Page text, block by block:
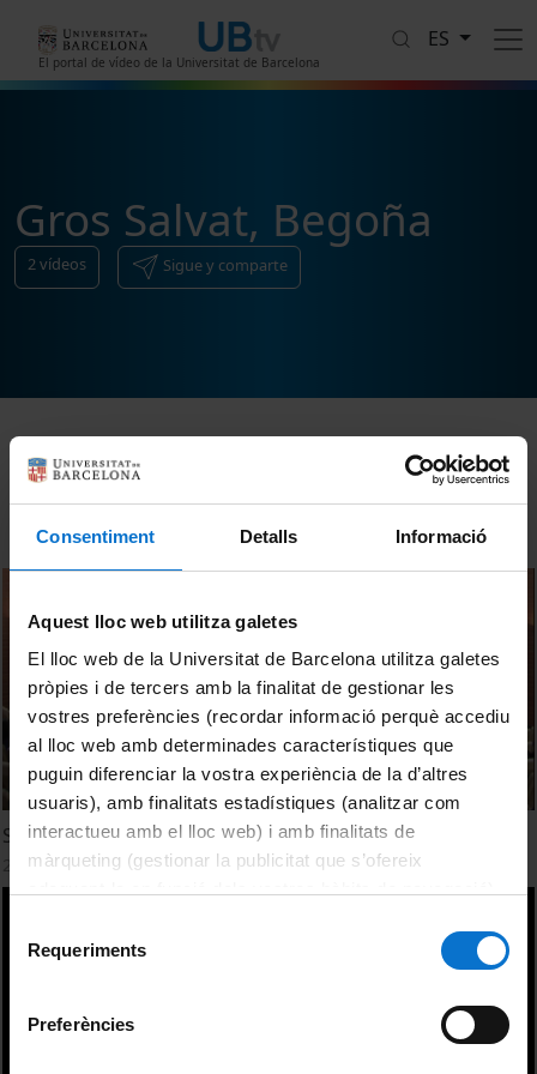
Consentiment Detalls Informació
Aquest lloc web utilitza galetes
El lloc web de la Universitat de Barcelona utilitza galetes
pròpies i de tercers amb la finalitat de gestionar les
vostres preferències (recordar informació perquè accediu
al lloc web amb determinades característiques que
puguin diferenciar la vostra experiència de la d’altres
usuaris), amb finalitats estadístiques (analitzar com
interactueu amb el lloc web) i amb finalitats de
màrqueting (gestionar la publicitat que s’ofereix
consultar laPolítica de galetes del lloc web de la
Requeriments
Preferències
El portal de vídeo de la Universitat de Barcelona
ES
Gros Salvat, Begoña
2vídeos Sigue y comparte
Ordenar
Simposi CIDUI 2017. Benvinguda Institucional
25 Mayo, 2017